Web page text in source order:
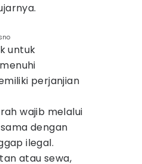
untuk
perjanjian
wajib melalui
dengan
ilegal.
atau sewa,